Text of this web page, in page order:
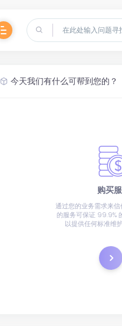
今天我们有什么可帮到您的？
购买
通过您的业务需求来
的服务可保证 99.9%
以提供任何标准维
订购